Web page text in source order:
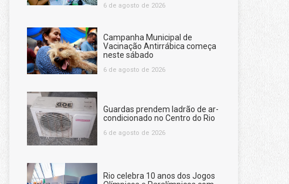
6 de agosto de 2026
Campanha Municipal de
Vacinação Antirrábica começa
neste sábado
6 de agosto de 2026
Guardas prendem ladrão de ar-
condicionado no Centro do Rio
6 de agosto de 2026
Rio celebra 10 anos dos Jogos